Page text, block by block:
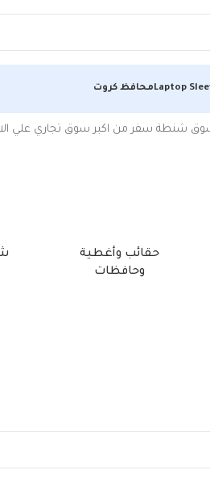
Laptopمحافظ كروت
سفر من اكبر سوق تجاري علي
حقائب وأغطية
وحافظات